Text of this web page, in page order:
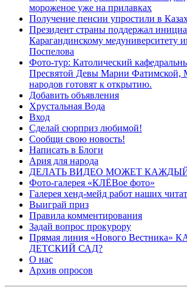
мороженое уже на прилавках
Получение пенсии упростили в
Президент страны поддержал
Карагандинскому медуниверситету
Поспелова
Фото-тур: Католический
Пресвятой Девы Марии Фатимской,
народов готовят к открытию.
Добавить объявления
Хрустальная Вода
Вход
Сделай сюрприз любимой!
Сообщи свою новость!
Написать в Блоги
Ария для народа
ДЕЛАТЬ ВИДЕО МОЖЕТ
Фото-галерея «КЛЁВое фото»
Галерея хенд-мейд работ наших
Выиграй приз
Правила комментирования
Задай вопрос прокурору
Прямая линия «Нового
ДЕТСКИЙ САД?
О нас
Архив опросов